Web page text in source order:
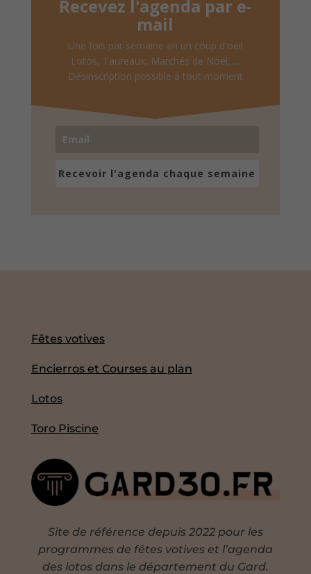
Recevez l'agenda par e-
mail
Une fois par semaine en un coup d'oeil
Lotos, Taureaux, Marchés de Noël, ...
Désinscription possible à tout moment
Recevoir l'agenda chaque semaine
Fêtes votives
Encierros et Courses au plan
Lotos
Toro Piscine
Site de référence depuis 2022 pour les
programmes de fêtes votives et l’agenda
des lotos dans le département du Gard.